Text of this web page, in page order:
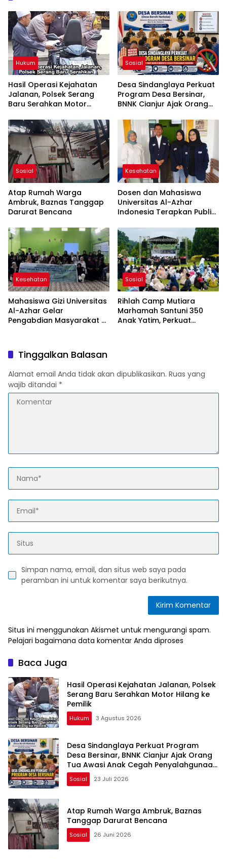
Hukum
Hasil Operasi Kejahatan
Jalanan, Polsek Serang
Baru Serahkan Motor
Sosial
Desa Sindanglaya Perkuat
Program Desa Bersinar,
BNNK Cianjur Ajak Orang
Penyalahgunaan Narkoba
Sosial
Atap Rumah Warga
Ambruk, Baznas Tanggap
Darurat Bencana
Kesehatan
Dosen dan Mahasiswa
Universitas Al-Azhar
Indonesia Terapkan Public
Gizi kepada Masyarakat
Cianjur
Kesehatan
Mahasiswa Gizi Universitas
Al-Azhar Gelar
Pengabdian Masyarakat di
Sosial
Rihlah Camp Mutiara
Marhamah Santuni 350
Anak Yatim, Perkuat
Tinggalkan Balasan
Alamat email Anda tidak akan dipublikasikan. Ruas yang
wajib ditandai *
Simpan nama, email, dan situs web saya pada
peramban ini untuk komentar saya berikutnya.
Situs ini menggunakan Akismet untuk mengurangi spam.
Pelajari bagaimana data komentar Anda diproses
Baca Juga
Hasil Operasi Kejahatan Jalanan, Polsek
Serang Baru Serahkan Motor Hilang ke
Pemilik
Hukum 3 Agustus 2026
Desa Sindanglaya Perkuat Program
Desa Bersinar, BNNK Cianjur Ajak Orang
Tua Awasi Anak Cegah Penyalahgunaan
Narkoba
Sosial 23 Juli 2026
Atap Rumah Warga Ambruk, Baznas
Tanggap Darurat Bencana
Sosial 26 Juni 2026